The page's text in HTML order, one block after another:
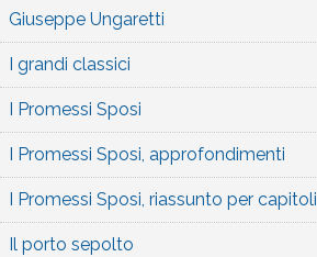
Giuseppe Ungaretti
I grandi classici
I Promessi Sposi
I Promessi Sposi, approfondimenti
I Promessi Sposi, riassunto per capitoli
Il porto sepolto